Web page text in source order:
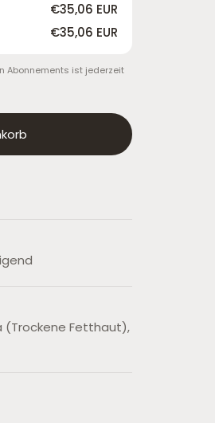
€35,06 EUR
€35,06 EUR
Abonnements ist jederzeit
(Trockene Fetthaut),